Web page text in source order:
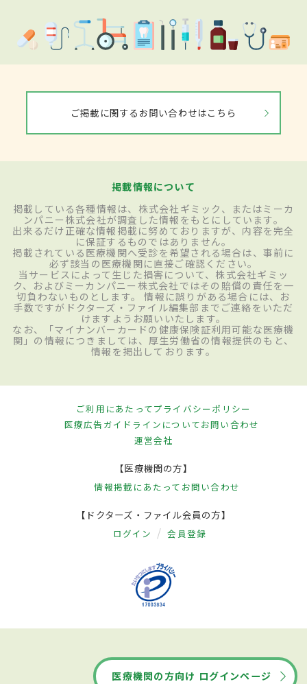
ご掲載に関するお問い合わせはこちら
掲載情報について
掲載している各種情報は、株式会社ギミック、またはミーカ
ンパニー株式会社が調査した情報をもとにしています。
出来るだけ正確な情報掲載に努めておりますが、内容を完全
に保証するものではありません。
掲載されている医療機関へ受診を希望される場合は、事前に
必ず該当の医療機関に直接ご確認ください。
当サービスによって生じた損害について、株式会社ギミッ
ク、およびミーカンパニー株式会社ではその賠償の責任を一
切負わないものとします。 情報に誤りがある場合には、お
手数ですがドクターズ・ファイル編集部までご連絡をいただ
けますようお願いいたします。
なお、「マイナンバーカードの健康保険証利用可能な医療機
関」の情報につきましては、厚生労働省の情報提供のもと、
情報を掲出しております。
ご利用にあたってプライバシーポリシー
医療広告ガイドラインについてお問い合わせ
運営会社
【医療機関の方】
情報掲載にあたって お問い合わせ
【ドクターズ・ファイル会員の方】
ログイン 会員登録
医療機関の方向け ログインページ